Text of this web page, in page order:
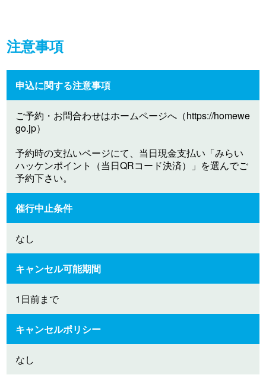
注意事項
申込に関する注意事項
ご予約・お問合わせはホームページへ（https://homewe
go.jp）
予約時の支払いページにて、当日現金支払い「みらい
ハッケンポイント（当日QRコード決済）」を選んでご
予約下さい。
催行中止条件
なし
キャンセル可能期間
1日前まで
キャンセルポリシー
なし